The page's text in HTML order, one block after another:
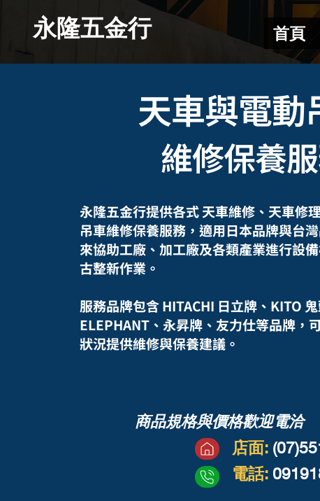
​永隆五金行 首頁
天車與電動
維修保養
電話:
商品規格與價格歡迎電洽
店面:
永隆五金行提供各式 天車維修、天車修
吊車維修保養服務，適用日本品牌與台
來協助工廠、加工廠及各類產業進行設
古整新作業。
服務品牌包含 HITACHI 日立牌、KITO
ELEPHANT、永昇牌、友力仕等品牌，
狀況提供維修與保養建議。